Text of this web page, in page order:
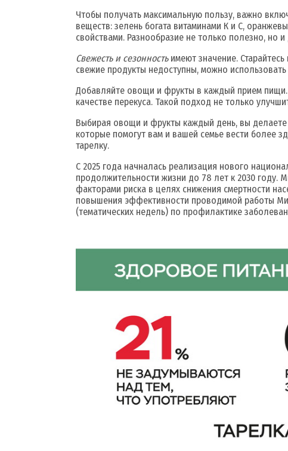
Чтобы получать максимальную пользу, важно
веществ: зелень богата витаминами К и С,
свойствами. Разнообразие не только полезно, но
Свежесть и сезонностьимеют значение.
свежие продукты недоступны, можно
Добавляйте овощи и фрукты в каждый прием
качестве перекуса. Такой подход не только
Выбирая овощи и фрукты каждый день, вы делаете
которые помогут вам и вашей семье вести более
тарелку.
С 2025 года начналась реализация нового
продолжительности жизни до 78 лет к 2030 году.
факторами риска в целях снижения смертности
повышения эффективности проводимой работы
(тематических недель) по профилактике